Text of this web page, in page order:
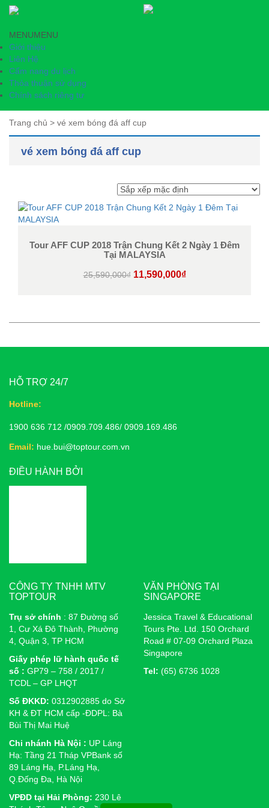
MENUMENU
Giới thiệu
Liên Hệ
Cẩm nang du lịch
Thỏa thuận sử dụng
Chính sách riêng tư
Trang chủ > vé xem bóng đá aff cup
vé xem bóng đá aff cup
Tour AFF CUP 2018 Trận Chung Kết 2 Ngày 1 Đêm
Tại MALAYSIA
25,590,000₫ Giá
11,590,000₫Giá
HỖ TRỢ 24/7
Hotline:
1900 636 712 /0909.709.486/ 0909.169.486
Email: hue.bui@toptour.com.vn
ĐIỀU HÀNH BỞI
CÔNG TY TNHH MTV
TOPTOUR
Trụ sở chính : 87 Đường số
1, Cư Xá Đô Thành, Phường
4, Quận 3, TP HCM
Giấy phép lữ hành quốc tế
số : GP79 – 758 / 2017 /
TCDL – GP LHQT
Số ĐKKD: 0312902885 do Sở
KH & ĐT HCM cấp -ĐDPL: Bà
Bùi Thị Mai Huệ
Chi nhánh Hà Nội : UP Láng
Hạ: Tầng 21 Tháp VPBank số
89 Láng Hạ, P.Láng Hạ,
Q.Đống Đa, Hà Nội
VPĐD tại Hải Phòng: 230 Lê
VĂN PHÒNG TẠI
SINGAPORE
Jessica Travel & Educational
Tours Pte. Ltd. 150 Orchard
Road # 07-09 Orchard Plaza
Singapore
Tel: (65) 6736 1028